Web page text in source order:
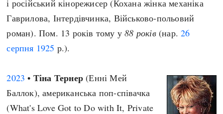
і російський кінорежисер (Кохана жінка механіка
Гаврилова, Інтердівчинка, Військово-польовий
роман). Пом. 13 років тому у88 років(нар.26
серпня 1925 р.).
2023 • Тіна Тернер (Енні Мей
Баллок), американська поп-співачка
(What's Love Got to Do with It, Private